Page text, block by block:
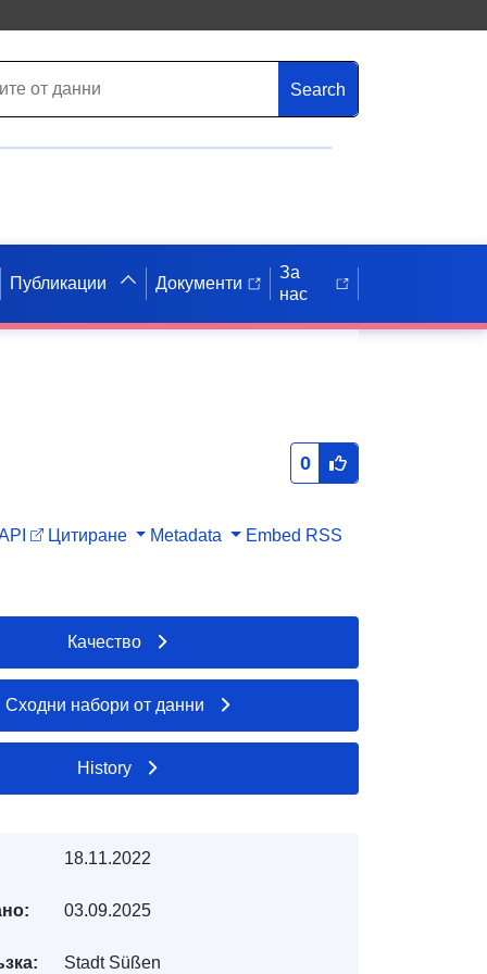
Search
Публикации Документи
За
нас
0
Цитиране Metadata Embed RSS
Качество
Сходни набори от данни
History
18.11.2022
03.09.2025
Stadt Süßen